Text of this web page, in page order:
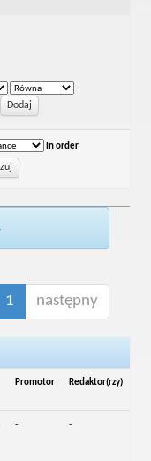
In order
1 następny
Promotor Redaktor(rzy)
- -